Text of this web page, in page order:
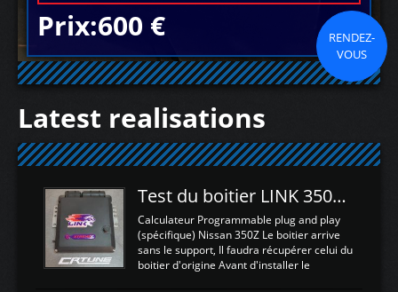
Prix:600 €
RENDEZ-
VOUS
Latest realisations
Test du boitier LINK 350Z Plugin ECU
Calculateur Programmable plug and play
(spécifique) Nissan 350Z Le boitier arrive
sans le support, Il faudra récupérer celui du
boitier d'origine Avant d'installer le